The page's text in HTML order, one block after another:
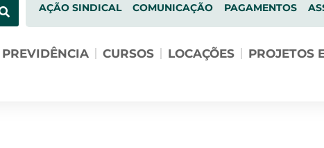
AÇÃO SINDICAL COMUNICAÇÃO PAGAMENTOS
CURSOS LOCAÇÕES PROJETOS